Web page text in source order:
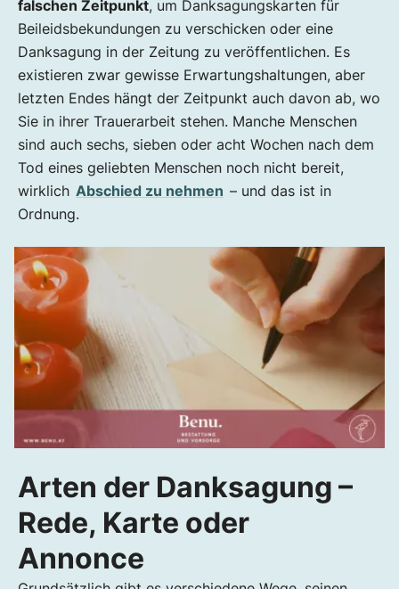
falschen Zeitpunkt, um Danksagungskarten für
Beileidsbekundungen zu verschicken oder eine
Danksagung in der Zeitung zu veröffentlichen. Es
existieren zwar gewisse Erwartungshaltungen, aber
letzten Endes hängt der Zeitpunkt auch davon ab, wo
Sie in ihrer Trauerarbeit stehen. Manche Menschen
sind auch sechs, sieben oder acht Wochen nach dem
Tod eines geliebten Menschen noch nicht bereit,
wirklich Abschied zu nehmen – und das ist in
Ordnung.
Arten der Danksagung –
Rede, Karte oder
Annonce